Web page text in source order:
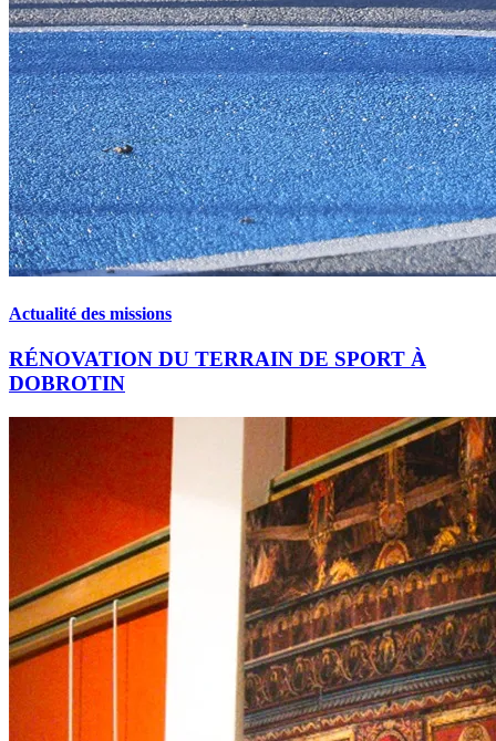
Actualité des missions
RÉNOVATION DU TERRAIN DE SPORT À
DOBROTIN